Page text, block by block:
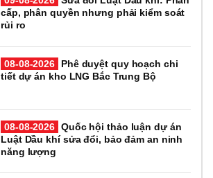
cấp, phân quyền nhưng phải kiểm soát
rủi ro
08-08-2026
Phê duyệt quy hoạch chi
tiết dự án kho LNG Bắc Trung Bộ
08-08-2026 Quốc hội thảo luận dự án
Luật Dầu khí sửa đổi, bảo đảm an ninh
năng lượng